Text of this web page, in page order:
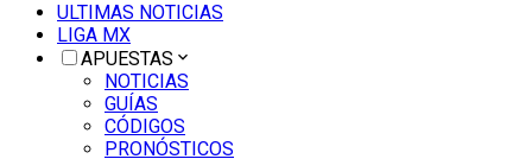
ULTIMAS NOTICIAS
LIGA MX
APUESTAS
NOTICIAS
GUÍAS
CÓDIGOS
PRONÓSTICOS